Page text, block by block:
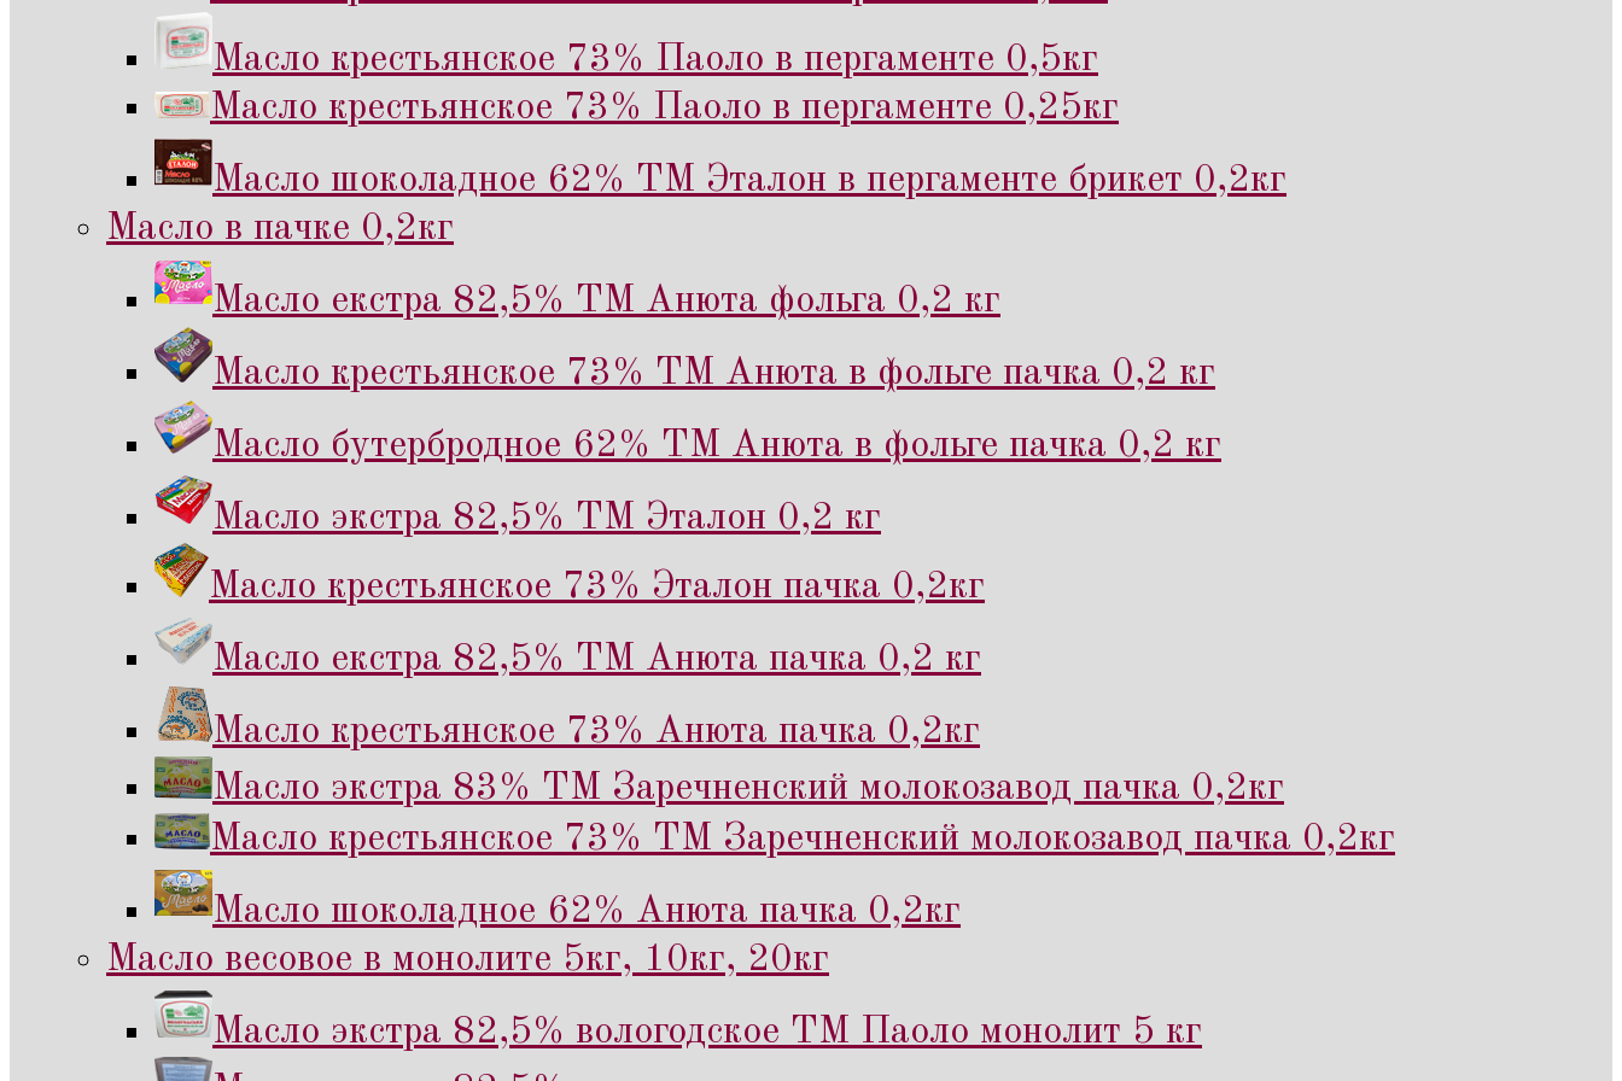
Масло крестьянское 73% Паоло в пергаменте 0,5кг
Масло крестьянское 73% Паоло в пергаменте 0,25кг
Масло шоколадное 62% ТМ Эталон в пергаменте брикет 0,2кг
Масло в пачке 0,2кг
Масло екстра 82,5% ТМ Анюта фольга 0,2 кг
Масло крестьянское 73% ТМ Анюта в фольге пачка 0,2 кг
Масло бутербродное 62% ТМ Анюта в фольге пачка 0,2 кг
Масло экстра 82,5% ТМ Эталон 0,2 кг
Масло крестьянское 73% Эталон пачка 0,2кг
Масло екстра 82,5% ТМ Анюта пачка 0,2 кг
Масло крестьянское 73% Анюта пачка 0,2кг
Масло экстра 83% ТМ Заречненский молокозавод пачка 0,2кг
Масло крестьянское 73% ТМ Заречненский молокозавод пачка 0,2кг
Масло шоколадное 62% Анюта пачка 0,2кг
Масло весовое в монолите 5кг, 10кг, 20кг
Масло экстра 82,5% вологодское ТМ Паоло монолит 5 кг